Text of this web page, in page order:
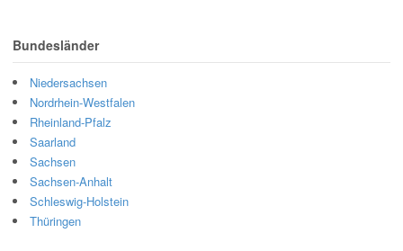
Bundesländer
Niedersachsen
Nordrhein-Westfalen
Rheinland-Pfalz
Saarland
Sachsen
Sachsen-Anhalt
Schleswig-Holstein
Thüringen